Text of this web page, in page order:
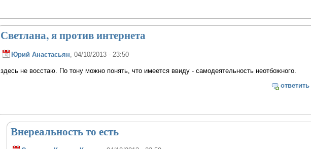
Светлана, я против интернета
Юрий Анастасьян , 04/10/2013 - 23:50
здесь не восстаю. По тону можно понять, что имеется ввиду - самодеятельность неотбожного.
ответить
Внереальность то есть